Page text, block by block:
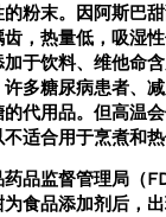
的粉末。因阿斯巴
，热量低，吸湿
于饮料、维他命
多糖尿病患者、
的代用品。但高温
适合用于烹煮和热
品监督管理局（
食品添加剂后，